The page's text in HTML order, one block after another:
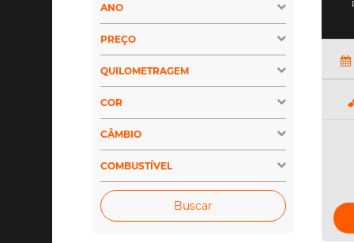
ANO
PREÇO
QUILOMETRAGEM
COR
CÂMBIO
COMBUSTÍVEL
Buscar